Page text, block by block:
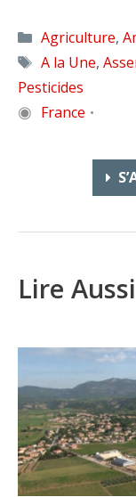
Catégories
Agriculture,
Étiquettes
A la Une,
Pesticides
◉ France •
Lire Aussi